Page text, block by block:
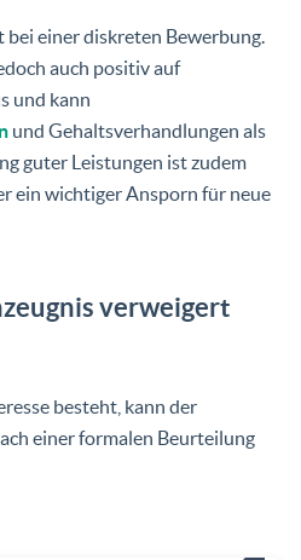
einer diskreten Bewerbung.
auch positiv auf
und kann
und Gehaltsverhandlungen als
guter Leistungen ist zudem
ein wichtiger Ansporn für neue
verweigert
besteht, kann der
einer formalen Beurteilung